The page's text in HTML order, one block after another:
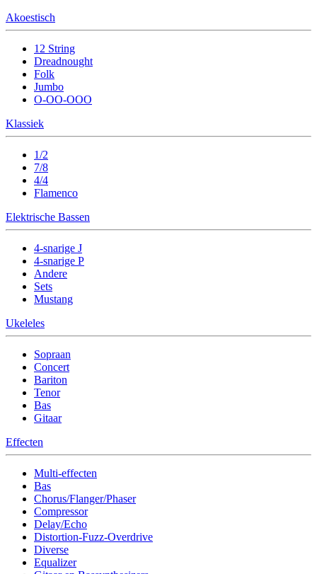
Akoestisch
12 String
Dreadnought
Folk
Jumbo
O-OO-OOO
Klassiek
1/2
7/8
4/4
Flamenco
Elektrische Bassen
4-snarige J
4-snarige P
Andere
Sets
Mustang
Ukeleles
Sopraan
Concert
Bariton
Tenor
Bas
Gitaar
Effecten
Multi-effecten
Bas
Chorus/Flanger/Phaser
Compressor
Delay/Echo
Distortion-Fuzz-Overdrive
Diverse
Equalizer